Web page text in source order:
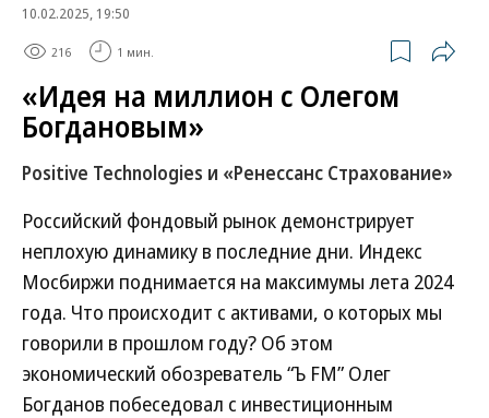
10.02.2025, 19:50
216 1 мин.
«Идея на миллион с Олегом
Богдановым»
Positive Technologies и «Ренессанс Страхование»
Российский фондовый рынок демонстрирует
неплохую динамику в последние дни. Индекс
Мосбиржи поднимается на максимумы лета 2024
года. Что происходит с активами, о которых мы
говорили в прошлом году? Об этом
экономический обозреватель “Ъ FM” Олег
Богданов побеседовал с инвестиционным